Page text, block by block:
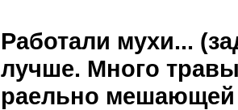
Работали мухи...
лучше. Много
раельно мешающей